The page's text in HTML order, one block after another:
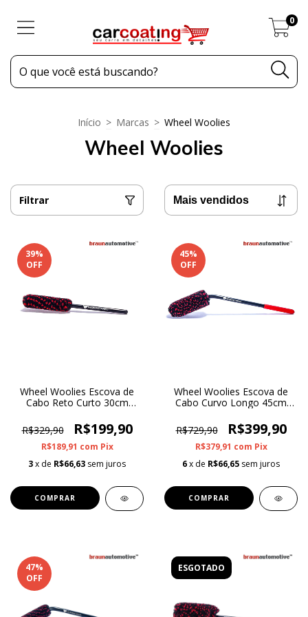
0
Início > Marcas > Wheel Woolies
Wheel Woolies
Filtrar
39%
OFF
Wheel Woolies Escova de
Cabo Reto Curto 30cm
R$329,90
R$199,90
R$189,91 com Pix
3x de R$66,63 sem juros
45%
OFF
Wheel Woolies Escova de
Cabo Curvo Longo 45cm
R$729,90
R$399,90
R$379,91 com Pix
6x de R$66,65 sem juros
47%
OFF
ESGOTADO